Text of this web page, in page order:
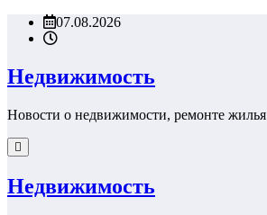
Перейти07.08.2026
Недвижимость
Новости о недвижимости, ремонте жилья
Недвижимость